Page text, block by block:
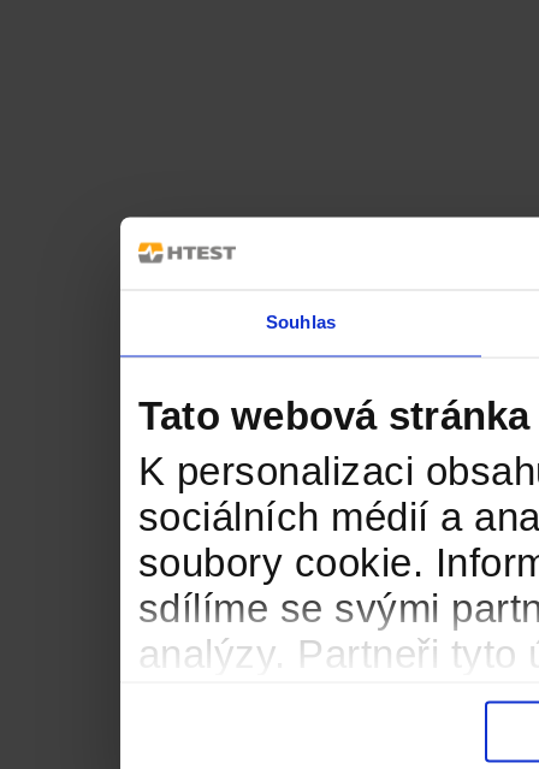
Souhlas
Tato webová
K personalizaci
sociálních médií a
soubory cookie.
sdílíme se svými
analýzy. Partneři tyto
informacemi, které